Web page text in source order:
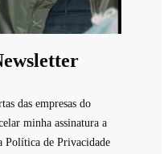
das empresas do
minha assinatura a
Política de Privacidade